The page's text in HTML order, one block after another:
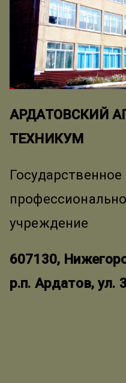
АРДАТОВСКИЙ
ТЕХНИКУМ
учреждение
607130,
р.п. Ардатов,